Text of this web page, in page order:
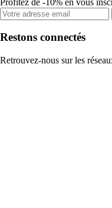
Restons connectés
Retrouvez-nous sur les